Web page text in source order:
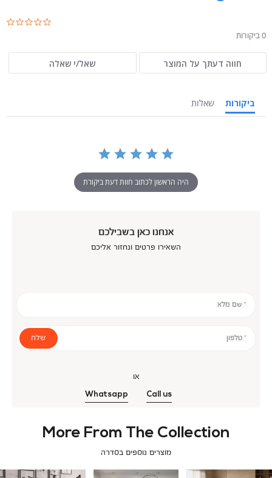
0 ביקורות
חווה דעתך על המוצר שאל/י שאלה
ביקורות שאלות
היה הראשון לכתוב חוות דעת ביקורת
אנחנו כאן בשבילכם
השאירו פרטים ונחזור אליכם
* שם מלא
* טלפון שלח
או
Call us
Whatsapp
More From The Collection
מוצרים נוספים בסדרה